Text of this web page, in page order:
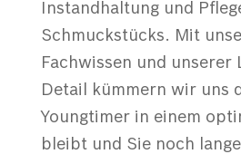
Instandhaltung und
Schmuckstücks. Mit
Fachwissen und unserer
Detail kümmern wir uns
Youngtimer in einem
bleibt und Sie noch